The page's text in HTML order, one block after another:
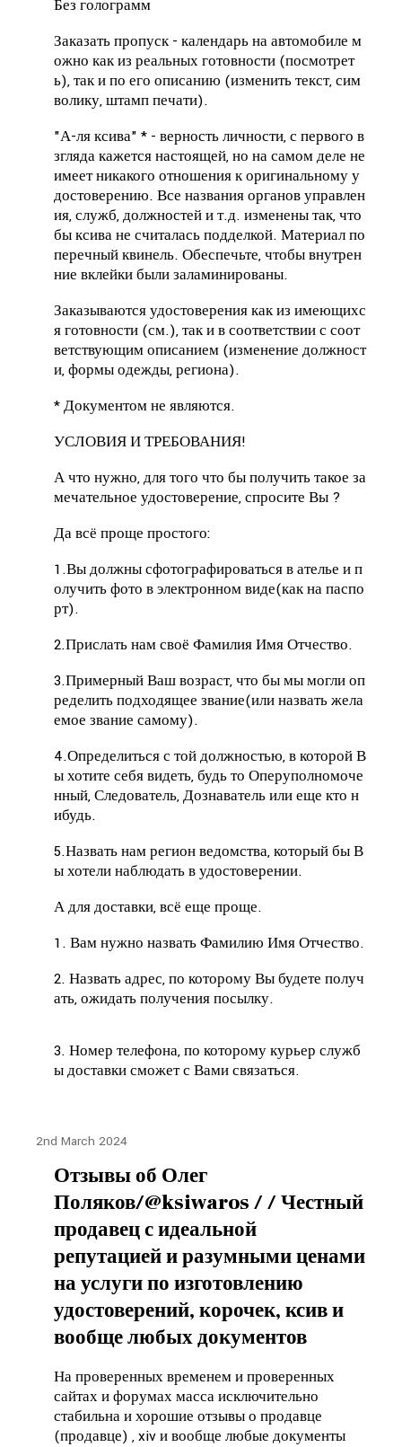
Без голограмм
Заказать пропуск - календарь на автомобиле м
ожно как из реальных готовности (посмотрет
ь), так и по его описанию (изменить текст, сим
волику, штамп печати).
"А-ля ксива" * - верность личности, с первого в
згляда кажется настоящей, но на самом деле не
имеет никакого отношения к оригинальному у
достоверению. Все названия органов управлен
ия, служб, должностей и т.д. изменены так, что
бы ксива не считалась подделкой. Материал по
перечный квинель. Обеспечьте, чтобы внутрен
ние вклейки были заламинированы.
Заказываются удостоверения как из имеющихс
я готовности (см.), так и в соответствии с соот
ветствующим описанием (изменение должност
и, формы одежды, региона).
* Документом не являются.
УСЛОВИЯ И ТРЕБОВАНИЯ!
А что нужно, для того что бы получить такое за
мечательное удостоверение, спросите Вы ?
Да всё проще простого:
1.Вы должны сфотографироваться в ателье и п
олучить фото в электронном виде(как на паспо
рт).
2.Прислать нам своё Фамилия Имя Отчество.
3.Примерный Ваш возраст, что бы мы могли оп
ределить подходящее звание(или назвать жела
емое звание самому).
4.Определиться с той должностью, в которой В
ы хотите себя видеть, будь то Оперуполномоче
нный, Следователь, Дознаватель или еще кто н
ибудь.
5.Назвать нам регион ведомства, который бы В
ы хотели наблюдать в удостоверении.
А для доставки, всё еще проще.
1. Вам нужно назвать Фамилию Имя Отчество.
2. Назвать адрес, по которому Вы будете получ
ать, ожидать получения посылку.
3. Номер телефона, по которому курьер служб
ы доставки сможет с Вами связаться.
2nd March 2024
Отзывы об Олег
Поляков/@ksiwaros / / Честный
продавец с идеальной
репутацией и разумными ценами
на услуги по изготовлению
удостоверений, корочек, ксив и
вообще любых документов
На проверенных временем и проверенных
сайтах и ​​форумах масса исключительно
стабильна и хорошие отзывы о продавце
(продавце) , xiv и вообще любые документы